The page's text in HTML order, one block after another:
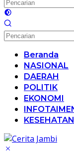
Beranda
NASIONAL
DAERAH
POLITIK
EKONOMI
KESEHATAN